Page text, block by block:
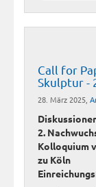
Call for
Skulptur -
28. März 2025,
2.
Kolloquium
zu Köln